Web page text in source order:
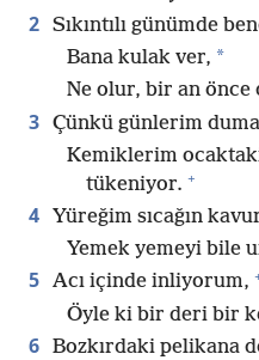
2 Sıkıntılı günümde
Bana kulak ver, *
Ne olur, bir an önce
3 Çünkü günlerim
Kemiklerim
tükeniyor. +
4 Yüreğim sıcağın
Yemek yemeyi bile
5 Acı içinde inliyorum,
Öyle ki bir deri bir
6 Bozkırdaki pelikana